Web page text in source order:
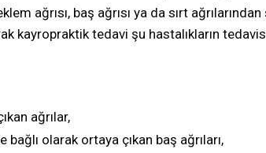
ağrısı, baş ağrısı ya da sırt
kayropraktik tedavi şu hastalıkların
ağrılar,
olarak ortaya çıkan baş ağrıları,